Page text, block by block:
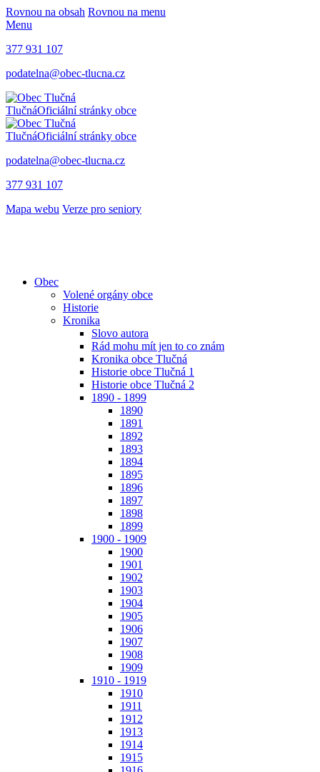
Rovnou na obsah Rovnou na menu
Menu
377 931 107
podatelna@obec-tlucna.cz
TlučnáOficiální stránky obce
TlučnáOficiální stránky obce
podatelna@obec-tlucna.cz
377 931 107
Mapa webu Verze pro seniory
Obec
Volené orgány obce
Historie
Kronika
Slovo autora
Rád mohu mít jen to co znám
Kronika obce Tlučná
Historie obce Tlučná 1
Historie obce Tlučná 2
1890 - 1899
1890
1891
1892
1893
1894
1895
1896
1897
1898
1899
1900 - 1909
1900
1901
1902
1903
1904
1905
1906
1907
1908
1909
1910 - 1919
1910
1911
1912
1913
1914
1915